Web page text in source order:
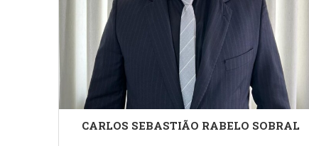
CARLOS SEBASTIÃO RABELO SOBRAL